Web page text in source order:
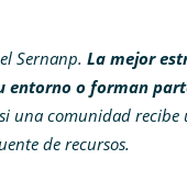
Sernanp. La mejor
entorno o forman
una comunidad
de recursos.